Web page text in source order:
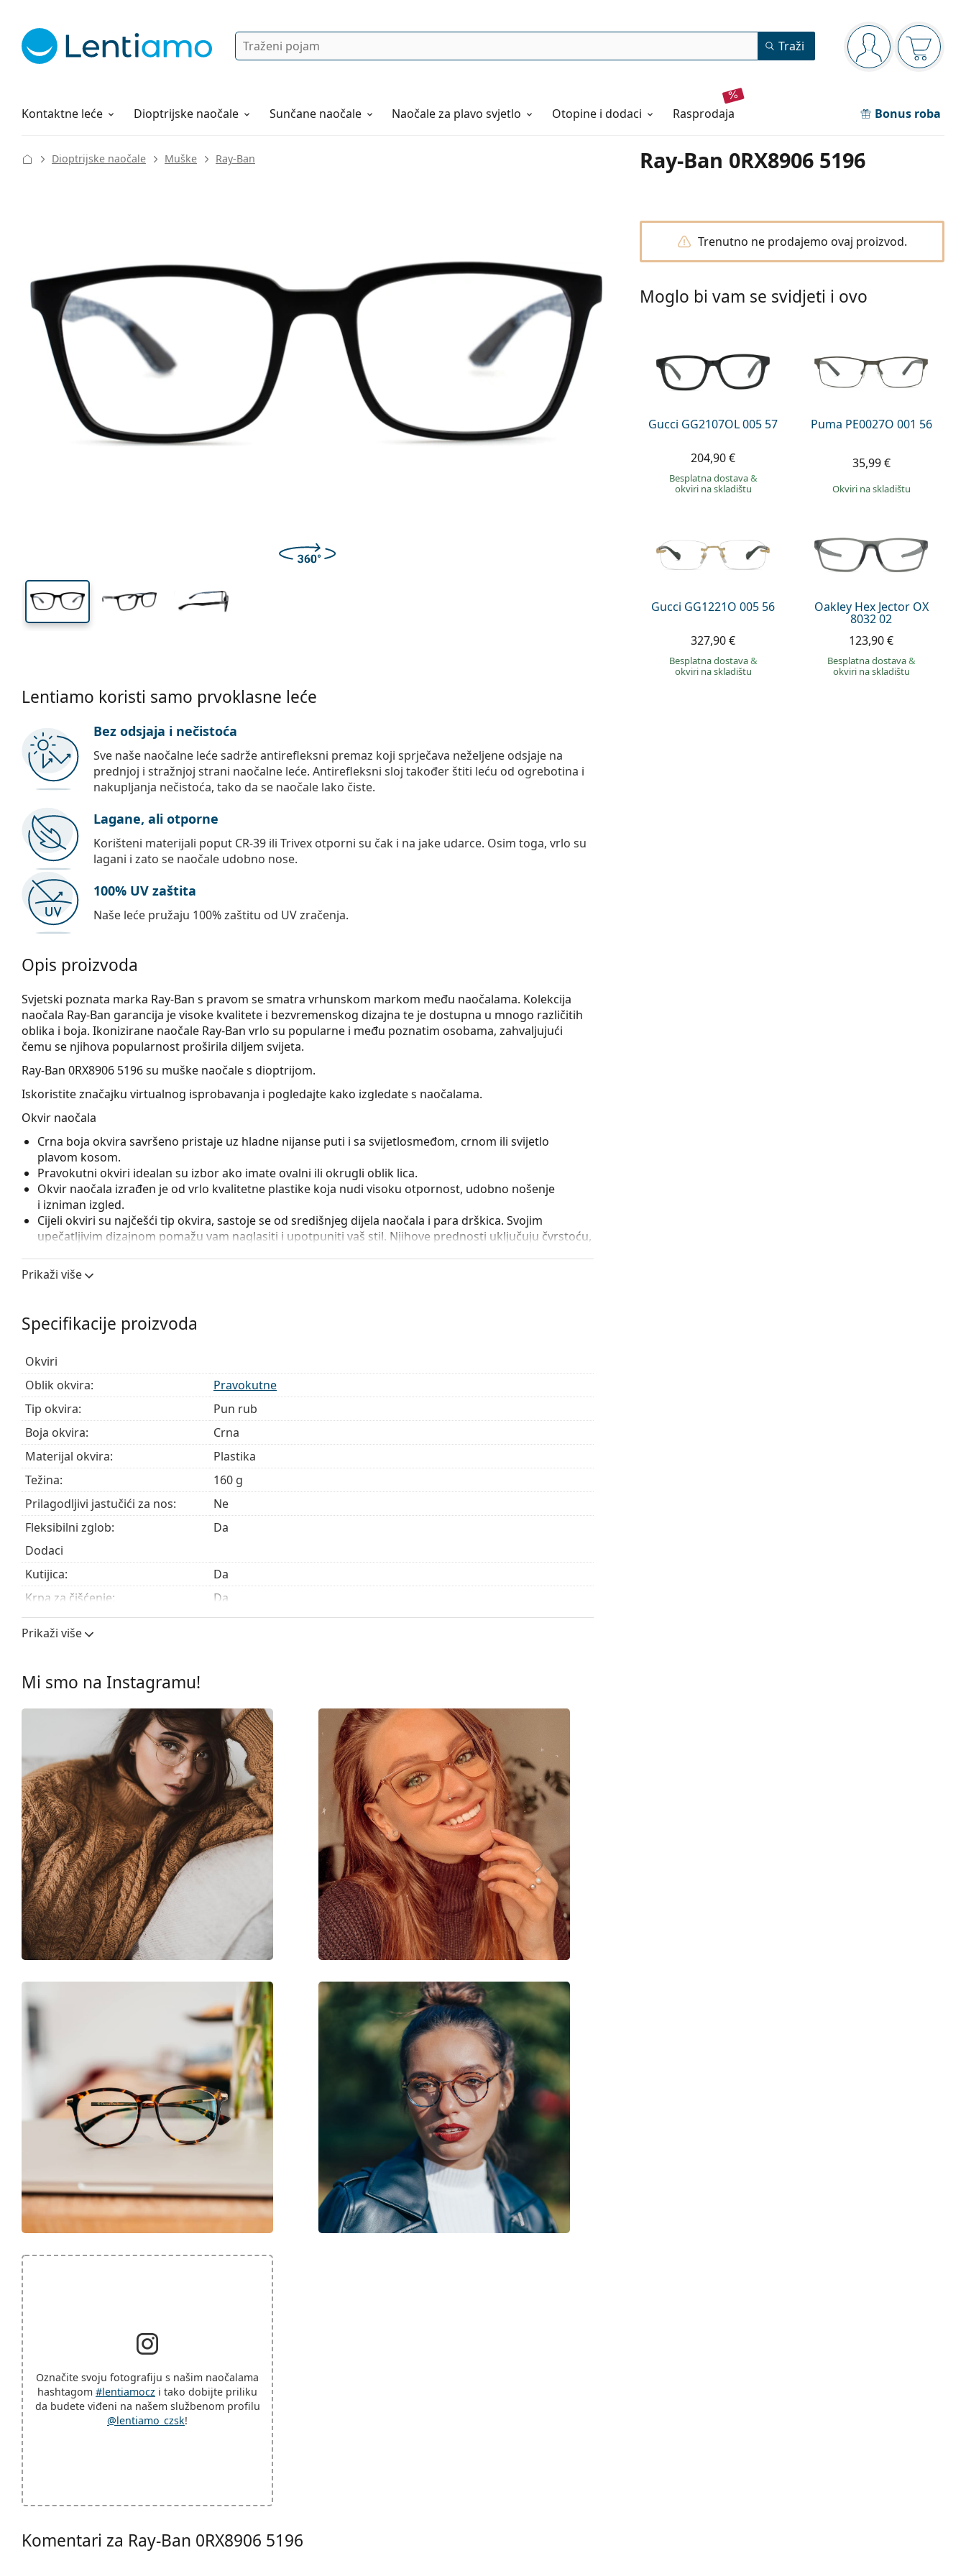
Navigacijska ploča
ste prijavljeni
Pretraga Traži
Kontaktne leće
Otopine za leće Dioptrijske naočale Sunčane naočale Naočaleza plavo svjetlo Otopine i dodaci rasprodaja Bonus roba
Sve o kupovini
Ray-Ban 0RX8906 5196
Dioptrijske naočale Muške Ray-Ban
Trenutno ne prodajemo ovaj proizvod.
Moglo bi vam se svidjeti i ovo
Gucci GG2107OL 005 57
204,90 €
Besplatna dostava&
okviri na skladištu
Puma PE0027O 001 56
35,99 €
okviri na skladištu
Gucci GG1221O 005 56
327,90 €
Besplatna dostava&
okviri na skladištu
Oakley Hex Jector OX
8032 02
123,90 €
Besplatna dostava&
okviri na skladištu
Lentiamo koristi samo prvoklasne leće
Bez odsjaja i nečistoća
Sve naše naočalne leće sadrže antirefleksni premaz koji sprječava neželjene odsjaje na
prednjoj i stražnjoj strani naočalne leće. Antirefleksni sloj također štiti leću od ogrebotina i
nakupljanja nečistoća, tako da se naočale lako čiste.
Lagane, ali otporne
Korišteni materijali poput CR-39 ili Trivex otporni su čak i na jake udarce. Osim toga, vrlo su
lagani i zato se naočale udobno nose.
100% UV zaštita
Naše leće pružaju 100% zaštitu od UV zračenja.
Opis proizvoda
Svjetski poznata marka Ray-Ban s pravom se smatra vrhunskom markom među naočalama. Kolekcija
naočala Ray-Ban garancija je visoke kvalitete i bezvremenskog dizajna te je dostupna u mnogo različitih
oblika i boja. Ikonizirane naočale Ray-Ban vrlo su popularne i među poznatim osobama, zahvaljujući
čemu se njihova popularnost proširila diljem svijeta.
Ray-Ban 0RX8906 5196su muške naočale s dioptrijom.
Iskoristite značajku virtualnog isprobavanja i pogledajte kako izgledate s naočalama.
Okvir naočala
Crna boja okvira savršeno pristaje uz hladne nijanse puti i sa svijetlosmeđom, crnom ili svijetlo
plavom kosom.
Pravokutni okviri idealan su izbor ako imate ovalni ili okrugli oblik lica.
Okvir naočala izrađen je od vrlo kvalitetne plastike koja nudi visoku otpornost, udobno nošenje
i izniman izgled.
Cijeli okviri su najčešći tip okvira, sastoje se od središnjeg dijela naočala i para drškica. Svojim
upečatljivim dizajnom pomažu vam naglasiti i upotpuniti vaš stil. Njihove prednosti uključuju čvrstoću,
prikladna je za sve vrste leća, uključujući i one s većom optičkom moći.
Flexi šarka sa ugrađenom oprugom omogućava otvaranje drškica za više od 90° i omogućuje udobnije
Pribor
Krpa koja se nalazi u pakiranju idealna je za čišćenje i njegu naočala. Neki modeli umjesto krpe mogu
sadržavati tekstilnu vrećicu.
Istražite cijelu ponududioptrijskih naočalakako biste pronašli više stilova ili provjerite našvodič za
kupnju naočalaako trebate pomoć pri odabiru.
Ovo je medicinski proizvod. Prije uporabe pročitajte upute za uporabu.
Prikaži više
Specifikacije proizvoda
Okviri
Oblik okvira:
Pravokutne
Tip okvira:
Pun rub
Boja okvira:
Crna
Materijal okvira:
Plastika
Težina:
160 g
Prilagodljivi jastučići za nos:
Ne
Fleksibilni zglob:
Da
Dodaci
Kutijica:
Da
Krpa za čišćenje:
Da
Ostalo
Marka:
Prikaži više
Mi smo na Instagramu!
Označite svoju fotografiju s našim naočalama
hashtagom #lentiamocz i tako dobijte priliku
da budete viđeni na našem službenom profilu
@lentiamo_czsk!
Komentari za Ray-Ban 0RX8906 5196